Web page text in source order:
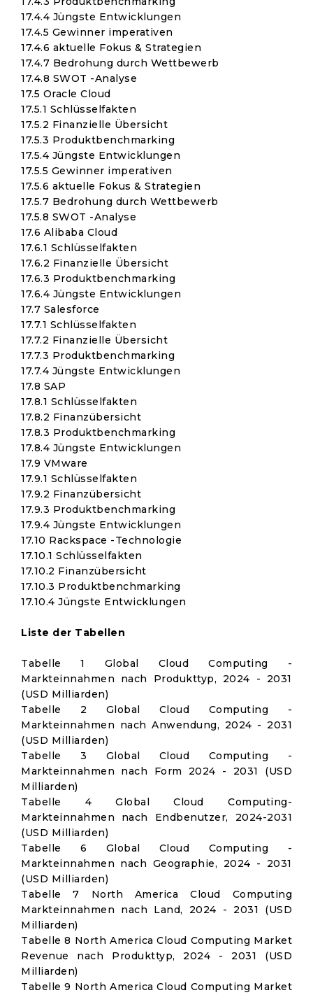
17.4.4 Jüngste Entwicklungen
17.4.5 Gewinner imperativen
17.4.6 aktuelle Fokus & Strategien
17.4.7 Bedrohung durch Wettbewerb
17.4.8 SWOT -Analyse
17.5 Oracle Cloud
17.5.1 Schlüsselfakten
17.5.2 Finanzielle Übersicht
17.5.3 Produktbenchmarking
17.5.4 Jüngste Entwicklungen
17.5.5 Gewinner imperativen
17.5.6 aktuelle Fokus & Strategien
17.5.7 Bedrohung durch Wettbewerb
17.5.8 SWOT -Analyse
17.6 Alibaba Cloud
17.6.1 Schlüsselfakten
17.6.2 Finanzielle Übersicht
17.6.3 Produktbenchmarking
17.6.4 Jüngste Entwicklungen
17.7 Salesforce
17.7.1 Schlüsselfakten
17.7.2 Finanzielle Übersicht
17.7.3 Produktbenchmarking
17.7.4 Jüngste Entwicklungen
17.8 SAP
17.8.1 Schlüsselfakten
17.8.2 Finanzübersicht
17.8.3 Produktbenchmarking
17.8.4 Jüngste Entwicklungen
17.9 VMware
17.9.1 Schlüsselfakten
17.9.2 Finanzübersicht
17.9.3 Produktbenchmarking
17.9.4 Jüngste Entwicklungen
17.10 Rackspace -Technologie
17.10.1 Schlüsselfakten
17.10.2 Finanzübersicht
17.10.3 Produktbenchmarking
17.10.4 Jüngste Entwicklungen
Liste der Tabellen
Tabelle 1 Global Cloud Computing -
Markteinnahmen nach Produkttyp, 2024 - 2031
(USD Milliarden)
Tabelle 2 Global Cloud Computing -
Markteinnahmen nach Anwendung, 2024 - 2031
(USD Milliarden)
Tabelle 3 Global Cloud Computing -
Markteinnahmen nach Form 2024 - 2031 (USD
Milliarden)
Tabelle 4 Global Cloud Computing-
Markteinnahmen nach Endbenutzer, 2024-2031
(USD Milliarden)
Tabelle 6 Global Cloud Computing -
Markteinnahmen nach Geographie, 2024 - 2031
(USD Milliarden)
Tabelle 7 North America Cloud Computing
Markteinnahmen nach Land, 2024 - 2031 (USD
Milliarden)
Tabelle 8 North America Cloud Computing Market
Revenue nach Produkttyp, 2024 - 2031 (USD
Milliarden)
Tabelle 9 North America Cloud Computing Market